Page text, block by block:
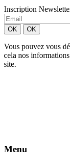
Inscription
Vous pouvez vous
cela nos
site.
Menu